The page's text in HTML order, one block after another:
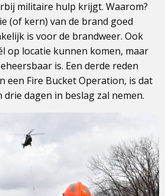
militaire hulp krijgt. Waarom?
(of kern) van de brand goed
is voor de brandweer. Ook
op locatie kunnen komen, maar
is. Een derde reden
een Fire Bucket Operation, is dat
dagen in beslag zal nemen.